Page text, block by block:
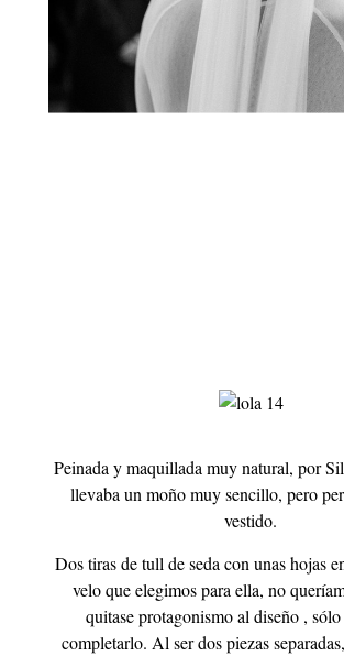
Peinada y maquillada muy natural, por
llevaba un moño muy sencillo, pero
vestido.
Dos tiras de tull de seda con unas hojas
velo que elegimos para ella, no
quitase protagonismo al diseño ,
completarlo. Al ser dos piezas